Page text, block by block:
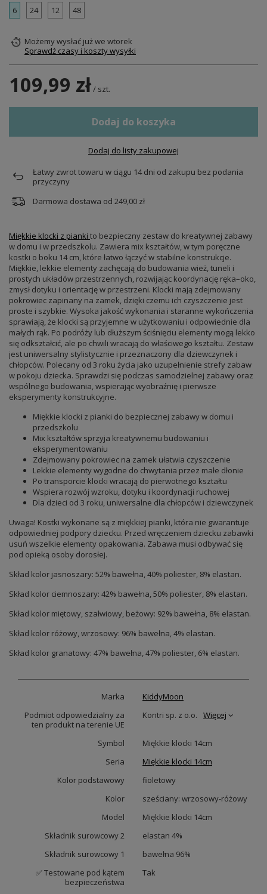
6 24 12 48
Możemy wysłać jużwe wtorek
Sprawdź czasy i koszty wysyłki
109,99 zł/ szt.
Dodaj do koszyka
Dodaj do listy zakupowej
Łatwy zwrot towaru w ciągu 14dni od zakupu bez podania
przyczyny
Darmowa dostawa od 249,00 zł
Miękkie klocki z pianki to bezpieczny zestaw do kreatywnej zabawy
w domu i w przedszkolu. Zawiera mix kształtów, w tym poręczne
kostki o boku 14 cm, które łatwo łączyć w stabilne konstrukcje.
Miękkie, lekkie elementy zachęcają do budowania wież, tuneli i
prostych układów przestrzennych, rozwijając koordynację ręka–oko,
zmysł dotyku i orientację w przestrzeni. Klocki mają zdejmowany
pokrowiec zapinany na zamek, dzięki czemu ich czyszczenie jest
proste i szybkie. Wysoka jakość wykonania i staranne wykończenia
sprawiają, że klocki są przyjemne w użytkowaniu i odpowiednie dla
małych rąk. Po podróży lub dłuższym ściśnięciu elementy mogą lekko
się odkształcić, ale po chwili wracają do właściwego kształtu. Zestaw
jest uniwersalny stylistycznie i przeznaczony dla dziewczynek i
chłopców. Polecany od 3 roku życia jako uzupełnienie strefy zabaw
w pokoju dziecka. Sprawdzi się podczas samodzielnej zabawy oraz
wspólnego budowania, wspierając wyobraźnię i pierwsze
eksperymenty konstrukcyjne.
Miękkie klocki z pianki do bezpiecznej zabawy w domu i
przedszkolu
Mix kształtów sprzyja kreatywnemu budowaniu i
eksperymentowaniu
Zdejmowany pokrowiec na zamek ułatwia czyszczenie
Lekkie elementy wygodne do chwytania przez małe dłonie
Po transporcie klocki wracają do pierwotnego kształtu
Wspiera rozwój wzroku, dotyku i koordynacji ruchowej
Dla dzieci od 3 roku, uniwersalne dla chłopców i dziewczynek
Uwaga! Kostki wykonane są z miękkiej pianki, która nie gwarantuje
odpowiedniej podpory dziecku. Przed wręczeniem dziecku zabawki
usuń wszelkie elementy opakowania. Zabawa musi odbywać się
pod opieką osoby dorosłej.
Skład kolor jasnoszary: 52% bawełna, 40% poliester, 8% elastan.
Skład kolor ciemnoszary: 42% bawełna, 50% poliester, 8% elastan.
Skład kolor miętowy, szałwiowy, beżowy: 92% bawełna, 8% elastan.
Skład kolor różowy, wrzosowy: 96% bawełna, 4% elastan.
Skład kolor granatowy: 47% bawełna, 47% poliester, 6% elastan.
Marka
KiddyMoon
Podmiot odpowiedzialny za
ten produkt na terenie UE
Kontri sp. z o.o. Więcej
Symbol
Miękkie klocki 14cm
Seria
Miękkie klocki 14cm
Kolor podstawowy
fioletowy
Kolor
sześciany: wrzosowy-różowy
Model
Miękkie klocki 14cm
Składnik surowcowy 2
elastan 4%
Składnik surowcowy 1
bawełna 96%
✅ Testowane pod kątem
bezpieczeństwa
Tak